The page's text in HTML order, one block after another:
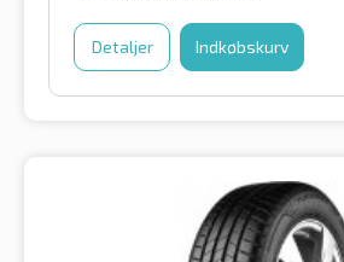
Detaljer Indkøbskurv